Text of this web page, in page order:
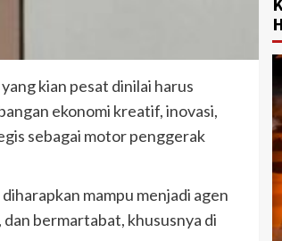
kian pesat dinilai harus
ekonomi kreatif, inovasi,
sebagai motor penggerak
mampu menjadi agen
bermartabat, khususnya di